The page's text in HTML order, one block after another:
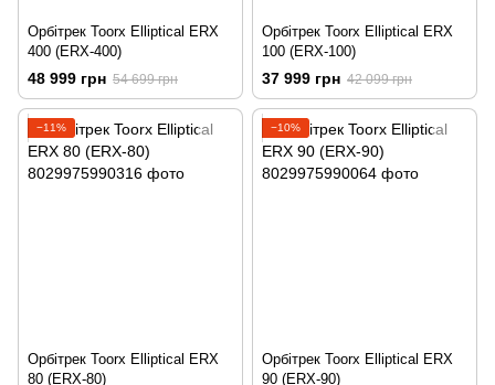
Орбітрек Toorx Elliptical ERX
400 (ERX-400)
48 999 грн 54 699 грн
Орбітрек Toorx Elliptical ERX
100 (ERX-100)
37 999 грн 42 099 грн
−11%
Орбітрек Toorx Elliptical ERX
80 (ERX-80)
−10%
Орбітрек Toorx Elliptical ERX
90 (ERX-90)